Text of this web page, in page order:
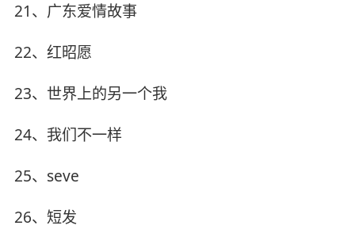
21、广东爱情故事
22、红昭愿
23、世界上的另一个我
24、我们不一样
25、seve
26、短发